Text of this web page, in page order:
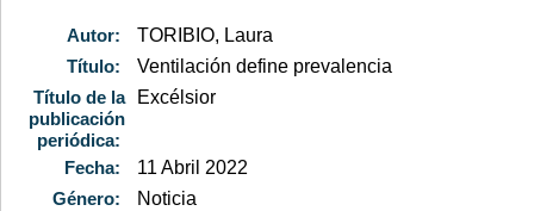
Autor:
TORIBIO, Laura
Título:
Ventilación define prevalencia
Título de la
publicación
periódica:
Excélsior
Fecha:
11 Abril 2022
Género:
Noticia